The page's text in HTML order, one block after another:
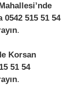
0542 515 51 54
.
Korsan
51 54
.